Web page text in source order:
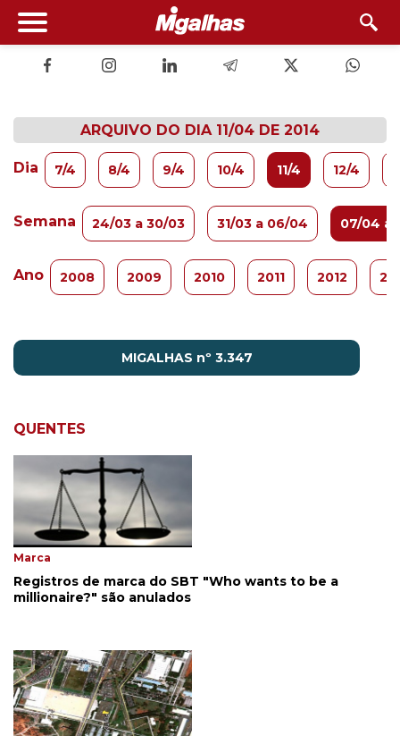
ARQUIVO DO DIA 11/04 DE 2014
Dia 7/4 8/4 9/4 10/4 11/4 12/4
Semana 24/03 a 30/03 31/03 a 06/04 07/04 a
Ano 2008 2009 2010 2011 2012
MIGALHAS nº 3.347
QUENTES
Marca
Registros de marca do SBT "Who wants to be a
millionaire?" são anulados